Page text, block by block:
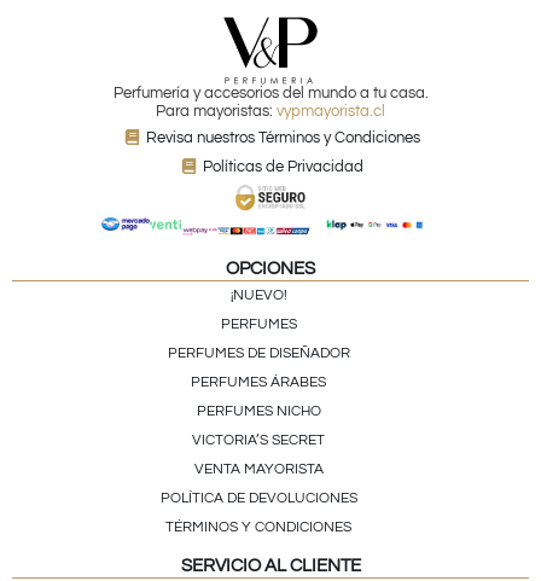
Perfumería y accesorios del mundo a tu casa.
Para mayoristas: vypmayorista.cl
Revisa nuestros Términos y Condiciones
Políticas de Privacidad
OPCIONES
¡NUEVO!
PERFUMES
PERFUMES DE DISEÑADOR
PERFUMES ÁRABES
PERFUMES NICHO
VICTORIA’S SECRET
VENTA MAYORISTA
POLÍTICA DE DEVOLUCIONES
TÉRMINOS Y CONDICIONES
SERVICIO AL CLIENTE